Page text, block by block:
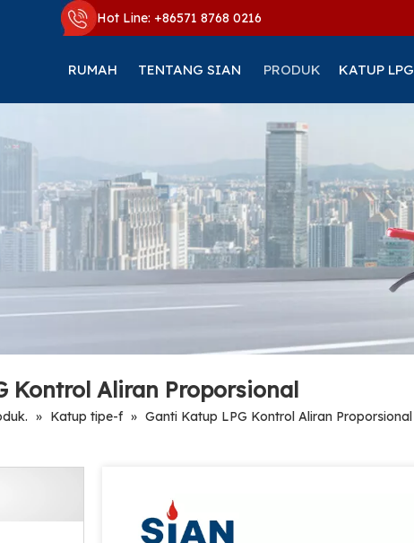
Hot Line: +86571 8768 0216
RUMAH TENTANG SIAN PRODUK KATUP LPG
Kontrol Aliran Proporsional
» Katup tipe-f » Ganti Katup LPG Kontrol Aliran Proporsional